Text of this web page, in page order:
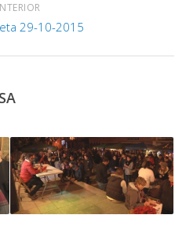
29-10-2015